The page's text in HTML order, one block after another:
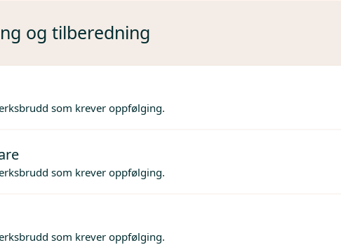
og tilberedning
som krever oppfølging.
som krever oppfølging.
som krever oppfølging.